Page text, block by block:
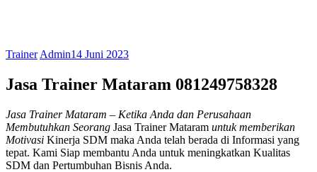
Trainer Admin14 Juni 2023
Jasa Trainer Mataram 081249758328
Jasa Trainer Mataram – Ketika Anda dan Perusahaan
Membutuhkan Seorang Jasa Trainer Mataram untuk memberikan
Motivasi Kinerja SDM maka Anda telah berada di Informasi yang
tepat. Kami Siap membantu Anda untuk meningkatkan Kualitas
SDM dan Pertumbuhan Bisnis Anda.